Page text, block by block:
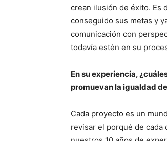
crean ilusión de éxito. Es
conseguido sus metas y
comunicación con
todavía estén en su
En su experiencia,
promuevan la igualdad
Cada proyecto es un
revisar el porqué de cada